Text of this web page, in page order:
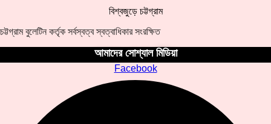
বিশ্বজুড়ে চট্টগ্রাম
চট্টগ্রাম বুলেটিন কর্তৃক সর্বস্বত্ব স্বত্বাধিকার সংরক্ষিত
আমাদের সোশ্যাল মিডিয়া
Facebook